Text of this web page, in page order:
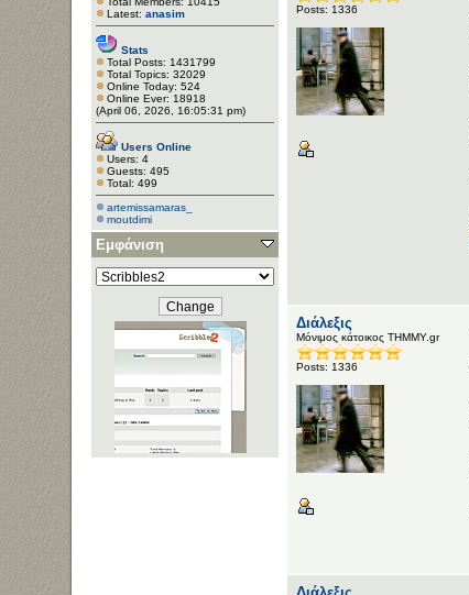
Latest: anasim
Stats
Total Posts: 1431799
Total Topics: 32029
Online Today: 524
Online Ever: 18918
(April 06, 2026, 16:05:31 pm)
Users Online
Users: 4
Guests: 495
Total: 499
artemissamaras_
moutdimi
Εμφάνιση
Posts: 1336
Διάλεξις
Μόνιμος κάτοικος ΤΗΜΜΥ.gr
Posts: 1336